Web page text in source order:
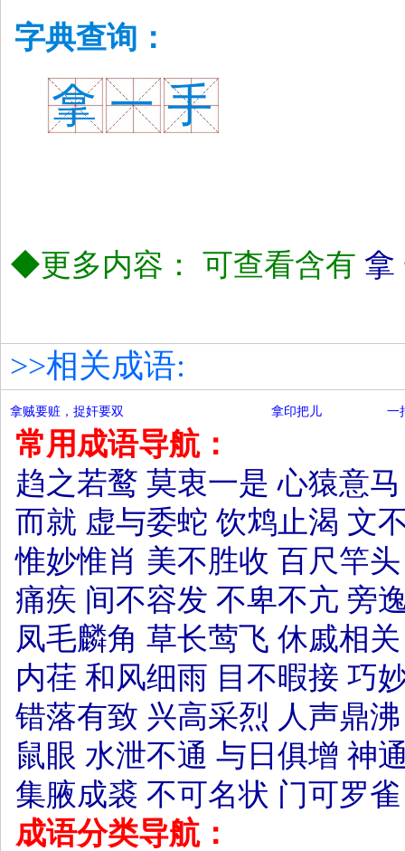
字典查询：
拿 一 手
◆更多内容： 可查看含有 拿
>>相关成语:
拿贼要赃，捉奸要双 拿印把儿 一
常用成语导航：
趋之若鹜 莫衷一是 心猿意马
而就 虚与委蛇 饮鸩止渴 文
惟妙惟肖 美不胜收 百尺竿头
痛疾 间不容发 不卑不亢 旁
凤毛麟角 草长莺飞 休戚相关
内荏 和风细雨 目不暇接 巧
错落有致 兴高采烈 人声鼎沸
鼠眼 水泄不通 与日俱增 神
集腋成裘 不可名状 门可罗雀
成语分类导航：